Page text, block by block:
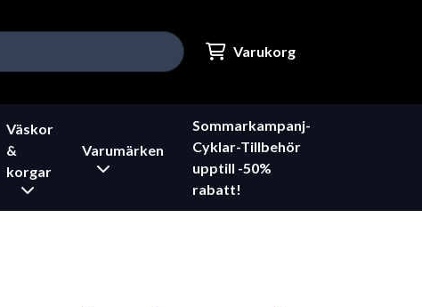
Varukorg
Väskor
&
korgar
Varumärken
Sommarkampanj-
Cyklar-Tillbehör
upptill -50%
rabatt!